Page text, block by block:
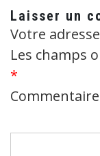
Laisser un
Votre
Les champs
*
Commentaire